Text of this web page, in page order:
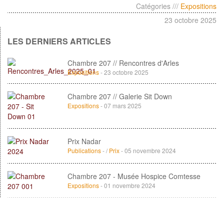
Catégories /// Expositions
23 octobre 2025
LES DERNIERS ARTICLES
Chambre 207 // Rencontres d'Arles
Expositions- 23 octobre 2025
Chambre 207 // Galerie Sit Down
Expositions- 07 mars 2025
Prix Nadar
Publications- /Prix- 05 novembre 2024
Chambre 207 - Musée Hospice Comtesse
Expositions- 01 novembre 2024